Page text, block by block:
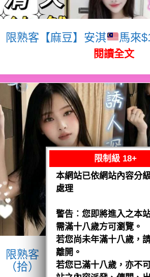
限熟客【麻豆】安淇 馬來
閱讀全文
限熟客【麻豆】奶妹
馬來
（拾）
限制級 18+
本網站已依網站內容分
處理
警告︰您即將進入之本
需滿十八歲方可瀏覽。
若您尚未年滿十八歲，
離開。
若您已滿十八歲，亦不